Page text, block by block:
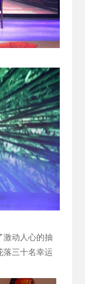
激动人心的抽
落三十名幸运